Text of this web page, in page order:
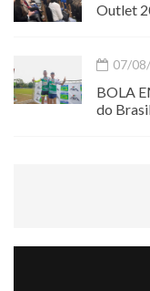
Outlet
07/
BOLA
do